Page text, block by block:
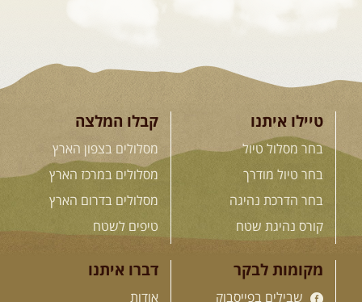
בין רכס הקווקז הנמוך לגבוה, בין נהרות
שוצפים למעברי הרים ...
לכל המסעות בעולם
. הדרכות נהיגה .
טיילו איתנו
בחר מסלול טיול
בחר טיול מודרך
בחר הדרכת נהיגה
קורס נהיגת שטח
קבלו המלצה
מסלולים בצפון הארץ
מסלולים במרכז הארץ
מסלולים בדרום הארץ
טיפים לשטח
מקומות לבקר
שבילים בפייסבוק
דברו איתנו
אודות